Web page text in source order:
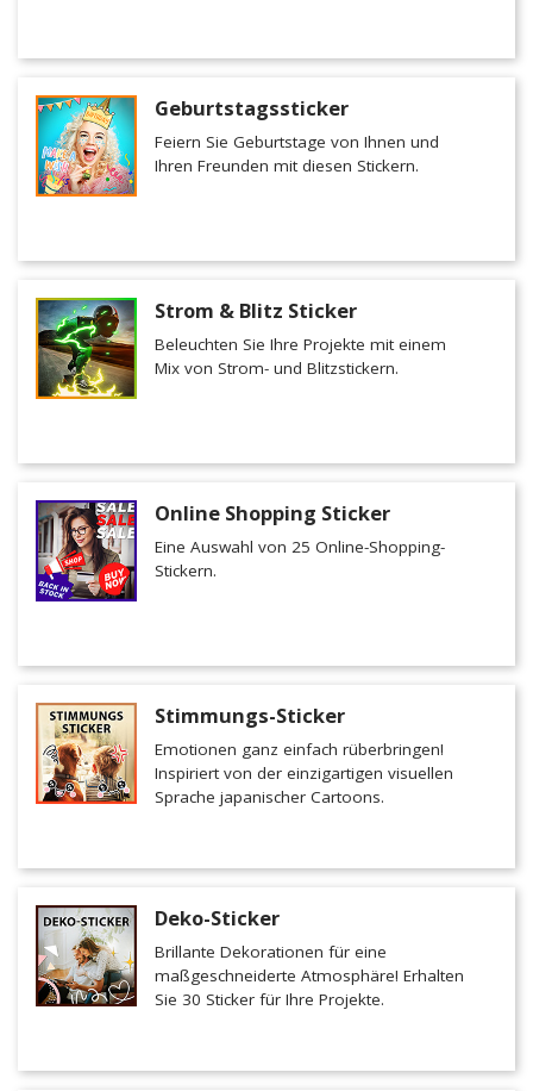
Geburtstagssticker
Feiern Sie Geburtstage von Ihnen und
Ihren Freunden mit diesen Stickern.
Strom & Blitz Sticker
Beleuchten Sie Ihre Projekte mit einem
Mix von Strom- und Blitzstickern.
Online Shopping Sticker
Eine Auswahl von 25 Online-Shopping-
Stickern.
Stimmungs-Sticker
Emotionen ganz einfach rüberbringen!
Inspiriert von der einzigartigen visuellen
Sprache japanischer Cartoons.
Deko-Sticker
Brillante Dekorationen für eine
maßgeschneiderte Atmosphäre! Erhalten
Sie 30 Sticker für Ihre Projekte.